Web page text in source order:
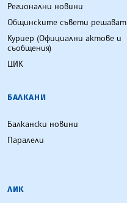
Регионални новини
Общинските съвети решават
Куриер (Официални актове и
съобщения)
ЦИК
БАЛКАНИ
Балкански новини
Паралели
ЛИК